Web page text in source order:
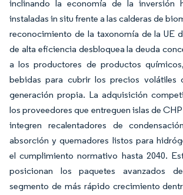
inclinando la economía de la inversión
instaladas in situ frente a las calderas de
reconocimiento de la taxonomía de la UE
de alta eficiencia desbloquea la deuda
a los productores de productos
bebidas para cubrir los precios volátiles
generación propia. La adquisición
los proveedores que entreguen islas de
integren recalentadores de
absorción y quemadores listos para
el cumplimiento normativo hasta 2040.
posicionan los paquetes avanzados
segmento de más rápido crecimiento